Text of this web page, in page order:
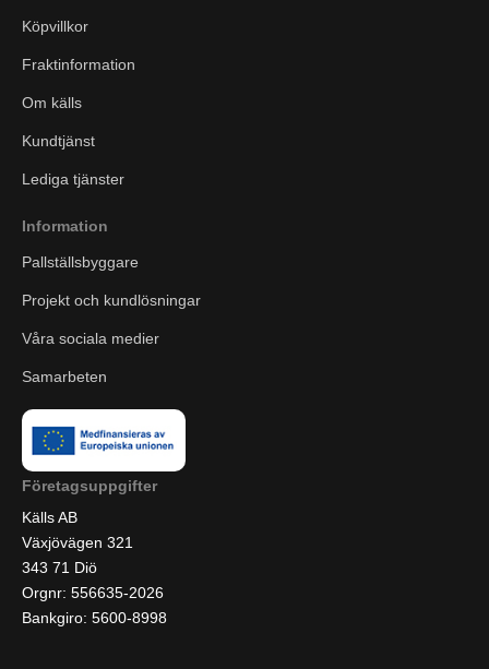
Köpvillkor
Fraktinformation
Om källs
Kundtjänst
Lediga tjänster
Information
Pallställsbyggare
Projekt och kundlösningar
Våra sociala medier
Samarbeten
Företagsuppgifter
Källs AB
Växjövägen 321
343 71 Diö
Orgnr: 556635-2026
Bankgiro: 5600-8998